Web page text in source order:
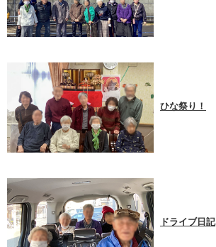
ひな祭り！
ドライブ日記